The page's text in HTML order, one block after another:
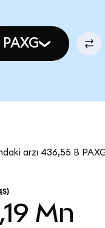
PAXG
arzı 436,55 B
Mn